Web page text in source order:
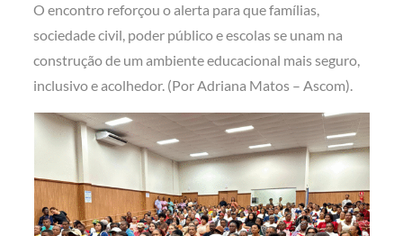
O encontro reforçou o alerta para que famílias,
sociedade civil, poder público e escolas se unam na
construção de um ambiente educacional mais seguro,
inclusivo e acolhedor. (Por Adriana Matos – Ascom).